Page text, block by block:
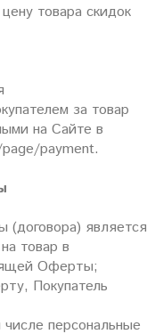
товара скидок
за товар
на Сайте в
payment.
является
товар в
Оферты;
Покупатель
персональные